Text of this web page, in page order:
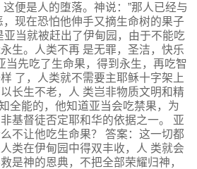
便是人的堕落。神说：”那人已经与
现在恐怕他伸手又摘生命树的果子
亚当就被赶出了伊甸园，由于不能吃
生。人类不再 是无罪，圣洁，快乐
当先吃了生命果，得到永生，再吃智
了，人类就不需要主耶稣十字架上
长生不老，人 类岂非物质文明和精
全能的，他知道亚当会吃禁果，为
基督徒否定耶和华的依据之一。 亚
不让他吃生命果？ 答案：这一切都
类在伊甸园中得双丰收，人 类就会
是神的恩典，不把全部荣耀归神，